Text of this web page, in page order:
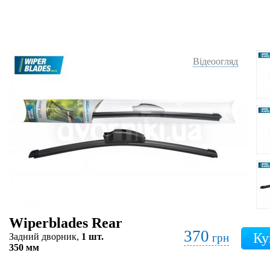
Відеоогляд
Wiperblades Rear
Задний дворник, 1 шт.
350 мм
370 грн